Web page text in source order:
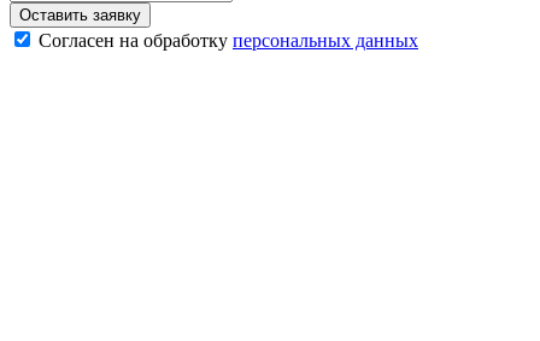
Оставить заявку
Согласен на обработку персональных данных